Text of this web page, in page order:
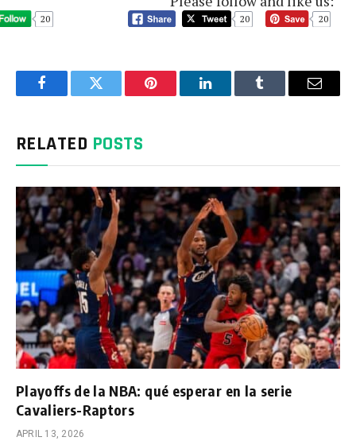
20 20 20
FacebookTwitter Pinterest LinkedInTumblr Email
RELATED POSTS
Playoffs de la NBA: qué esperar en la serie
Cavaliers-Raptors
APRIL 13, 2026